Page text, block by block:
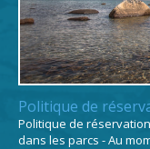
Politique de
Politique de
dans les parcs - Au